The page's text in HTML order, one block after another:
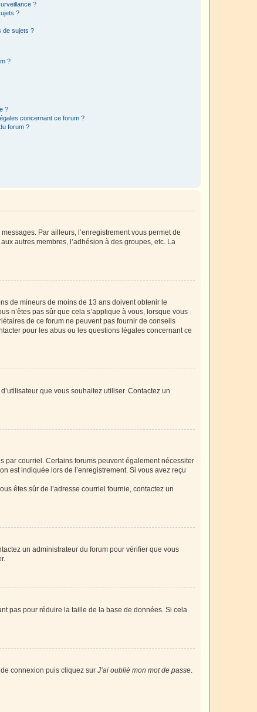
?
?
de sujets ?
?
?
concernant ce forum ?
forum ?
Par ailleurs, l’enregistrement vous permet de
autres membres, l’adhésion à des groupes, etc. La
de mineurs de moins de 13 ans doivent obtenir le
n’êtes pas sûr que cela s’applique à vous, lorsque vous
de ce forum ne peuvent pas fournir de conseils
pour les abus ou les questions légales concernant ce
que vous souhaitez utiliser. Contactez un
par courriel. Certains forums peuvent également nécessiter
est indiquée lors de l’enregistrement. Si vous avez reçu
êtes sûr de l’adresse courriel fournie, contactez un
un administrateur du forum pour vérifier que vous
pas pour réduire la taille de la base de données. Si cela
connexion puis cliquez sur J’ai oublié mon mot de passe.